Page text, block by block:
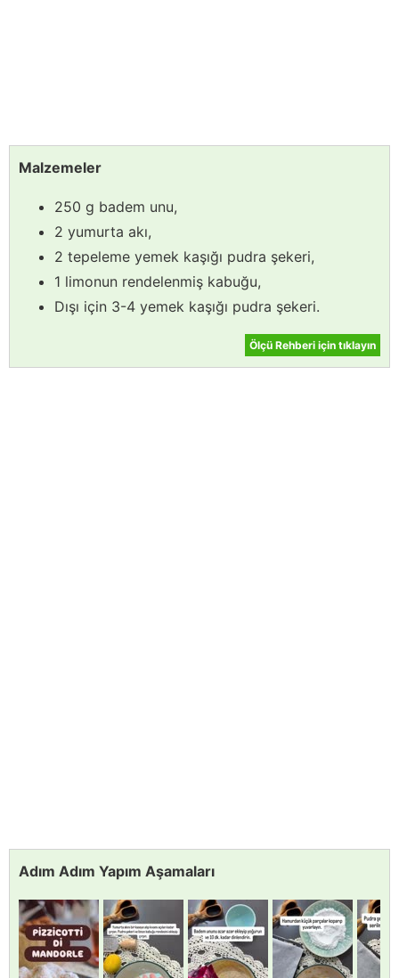
Malzemeler
250 g badem unu,
2 yumurta akı,
2 tepeleme yemek kaşığı pudra şekeri,
1 limonun rendelenmiş kabuğu,
Dışı için 3-4 yemek kaşığı pudra şekeri.
Ölçü Rehberi için tıklayın
Adım Adım Yapım Aşamaları